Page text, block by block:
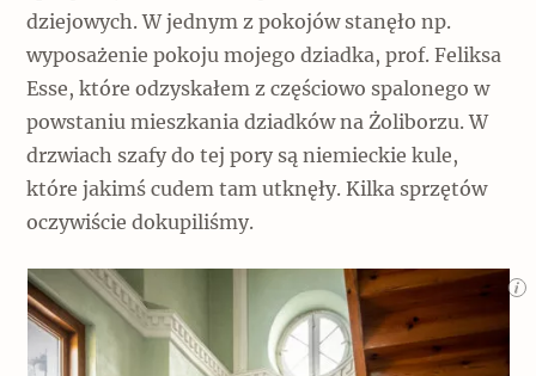
dziejowych. W jednym z pokojów stanęło np.
wyposażenie pokoju mojego dziadka, prof. Feliksa
Esse, które odzyskałem z częściowo spalonego w
powstaniu mieszkania dziadków na Żoliborzu. W
drzwiach szafy do tej pory są niemieckie kule,
które jakimś cudem tam utknęły. Kilka sprzętów
oczywiście dokupiliśmy.